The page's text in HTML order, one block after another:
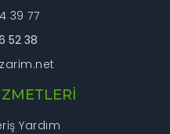
39 77
52 38
Yardım